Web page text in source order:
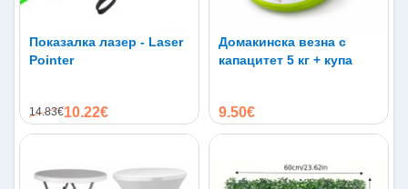
Показалка лазер - Laser
Pointer
14.83€10.22€
Домакинска везна с
капацитет 5 кг + купа
9.50€